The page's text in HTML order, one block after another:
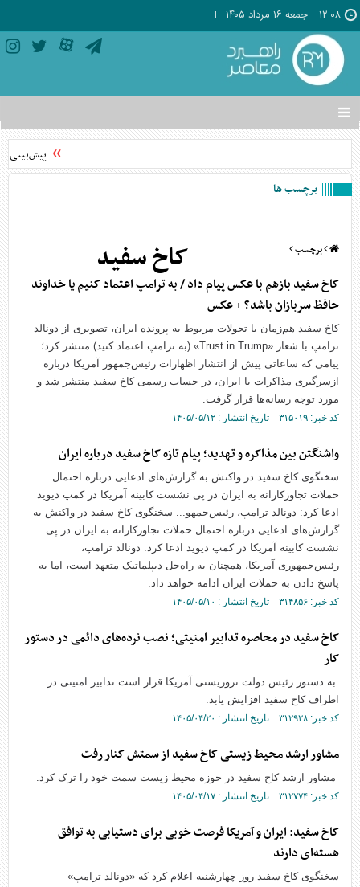
۱۲:۰۸ جمعه ۱۶ مرداد ۱۴۰۵
تغییر
وضعیت
منوی
ها
پیش‌بینی وضعیت
برچسب ها
برچسب کاخ سفید
کاخ سفید بازهم با عکس پیام داد / به ترامپ اعتماد کنیم یا خداوند
حافظ سربازان باشد؟ + عکس
کاخ سفید هم‌زمان با تحولات مربوط به پرونده ایران، تصویری از دونالد
ترامپ با شعار «Trust in Trump» (به ترامپ اعتماد کنید) منتشر کرد؛
پیامی که ساعاتی پیش از انتشار اظهارات رئیس‌جمهور آمریکا درباره
ازسرگیری مذاکرات با ایران، در حساب رسمی کاخ سفید منتشر شد و
مورد توجه رسانه‌ها قرار گرفت.
کد خبر: ۳۱۵۰۱۹ تاریخ انتشار : ۱۴۰۵/۰۵/۱۲
واشنگتن بین مذاکره و تهدید؛ پیام تازه کاخ سفید درباره ایران
سخنگوی کاخ سفید در واکنش به گزارش‌های ادعایی درباره احتمال
حملات تجاوزکارانه به ایران در پی نشست کابینه آمریکا در کمپ دیوید
ادعا کرد: دونالد ترامپ، رئیس‌جمهو... سخنگوی کاخ سفید در واکنش به
گزارش‌های ادعایی درباره احتمال حملات تجاوزکارانه به ایران در پی
نشست کابینه آمریکا در کمپ دیوید ادعا کرد: دونالد ترامپ،
رئیس‌جمهوری آمریکا، همچنان به راه‌حل دیپلماتیک متعهد است، اما به
پاسخ دادن به حملات ایران ادامه خواهد داد.
کد خبر: ۳۱۴۸۵۶ تاریخ انتشار : ۱۴۰۵/۰۵/۱۰
کاخ سفید در محاصره تدابیر امنیتی؛ نصب نرده‌های دائمی در دستور
کار
به دستور رئیس دولت تروریستی آمریکا قرار است تدابیر امنیتی در
اطراف کاخ سفید افزایش یابد.
کد خبر: ۳۱۲۹۲۸ تاریخ انتشار : ۱۴۰۵/۰۴/۲۰
مشاور ارشد محیط زیستی کاخ سفید از سمتش کنار رفت
مشاور ارشد کاخ سفید در حوزه محیط زیست سمت خود را ترک کرد.
کد خبر: ۳۱۲۷۷۴ تاریخ انتشار : ۱۴۰۵/۰۴/۱۷
کاخ سفید: ایران و آمریکا فرصت خوبی برای دستیابی به توافق
هسته‌ای دارند
سخنگوی کاخ سفید روز چهارشنبه اعلام کرد که «دونالد ترامپ»